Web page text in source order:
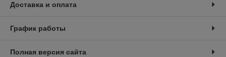
Доставка и оплата
График работы
Полная версия сайта